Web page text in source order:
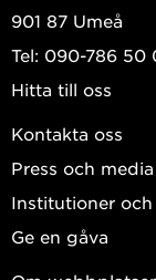
901 87 Umeå
Tel: 090-786 50
Hitta till oss
Kontakta oss
Press och media
Institutioner
Ge en gåva